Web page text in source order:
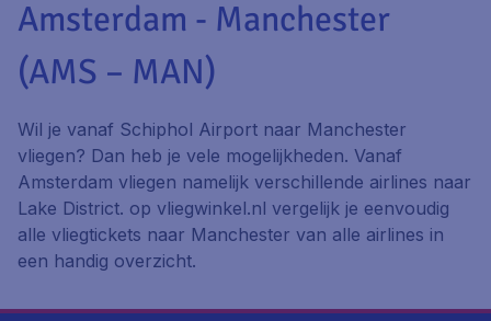
Amsterdam - Manchester
(AMS – MAN)
Wil je vanaf Schiphol Airport naar Manchester
vliegen? Dan heb je vele mogelijkheden. Vanaf
Amsterdam vliegen namelijk verschillende airlines naar
Lake District. op vliegwinkel.nl vergelijk je eenvoudig
alle vliegtickets naar Manchester van alle airlines in
een handig overzicht.